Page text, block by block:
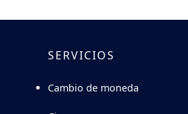
SERVICIOS
Cambio de moneda